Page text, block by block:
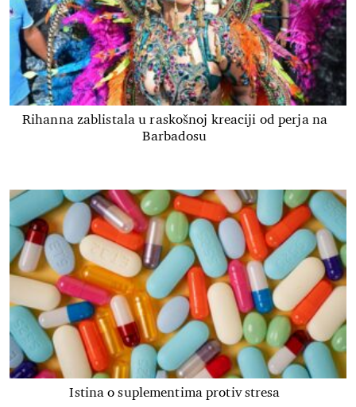
Rihanna zablistala u raskošnoj kreaciji od perja na
Barbadosu
Istina o suplementima protiv stresa